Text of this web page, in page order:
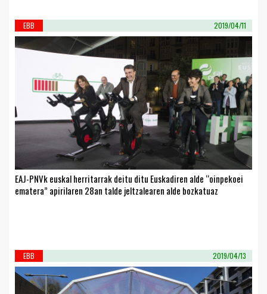
EBB 2019/04/11
EAJ-PNVk euskal herritarrak deitu ditu Euskadiren alde “oinpekoei
ematera” apirilaren 28an talde jeltzalearen alde bozkatuaz
EBB 2019/04/13